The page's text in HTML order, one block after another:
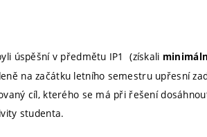
úspěšní v předmětu IP1 (získali
na začátku letního semestru upřesní
cíl, kterého se má při řešení
studenta.